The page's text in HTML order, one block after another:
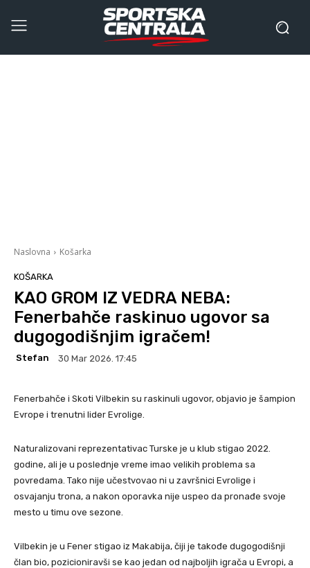
Naslovna Košarka
KOŠARKA
KAO GROM IZ VEDRA NEBA:
Fenerbahče raskinuo ugovor sa
dugogodišnjim igračem!
Stefan 30 Mar 2026. 17:45
Fenerbahče i Skoti Vilbekin su raskinuli ugovor, objavio je šampion
Evrope i trenutni lider Evrolige.
Naturalizovani reprezentativac Turske je u klub stigao 2022.
godine, ali je u poslednje vreme imao velikih problema sa
povredama. Tako nije učestvovao ni u završnici Evrolige i
osvajanju trona, a nakon oporavka nije uspeo da pronađe svoje
mesto u timu ove sezone.
Vilbekin je u Fener stigao iz Makabija, čiji je takođe dugogodišnji
član bio, pozicioniravši se kao jedan od najboljih igrača u Evropi, a